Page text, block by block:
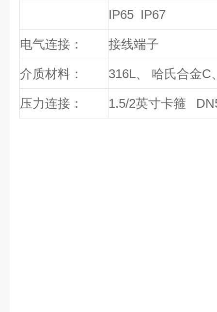
IP65 IP67
电气连接： 接线端子
介质材料： 316L、 哈氏合金C
压力连接： 1.5/2英寸卡箍